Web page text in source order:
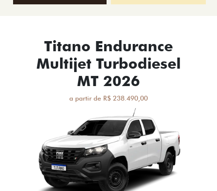
Titano Endurance
Multijet Turbodiesel
MT 2026
a partir de R$ 238.490,00